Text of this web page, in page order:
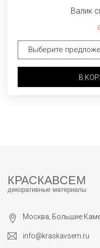
Валик
В
КРАСКАВСЕМ
декоративные материалы
Москва, Большие
info@kraskavsem.ru